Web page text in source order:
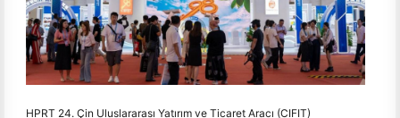
HPRT 24. Çin Uluslararası Yatırım ve Ticaret Aracı (CIFIT)